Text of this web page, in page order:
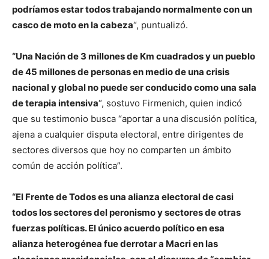
podríamos estar todos trabajando normalmente con un
casco de moto en la cabeza“, puntualizó.
“Una Nación de 3 millones de Km cuadrados y un pueblo
de 45 millones de personas en medio de una crisis
nacional y global no puede ser conducido como una sala
de terapia intensiva“, sostuvo Firmenich, quien indicó
que su testimonio busca “aportar a una discusión política,
ajena a cualquier disputa electoral, entre dirigentes de
sectores diversos que hoy no comparten un ámbito
común de acción política”.
“El Frente de Todos es una alianza electoral de casi
todos los sectores del peronismo y sectores de otras
fuerzas políticas. El único acuerdo político en esa
alianza heterogénea fue derrotar a Macri en las